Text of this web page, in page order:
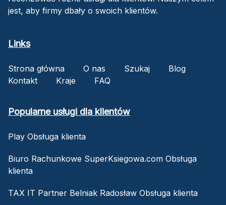
jest, aby firmy dbały o swoich klientów.
Links
Strona główna O nas Szukaj
Blog
Kontakt
Kraje FAQ
Popularne usługi dla klientów
Play Obsługa klienta
Biuro Rachunkowe SuperKsiegowa.com Obsługa
klienta
TAX IT Partner Belniak Radosław Obsługa klienta